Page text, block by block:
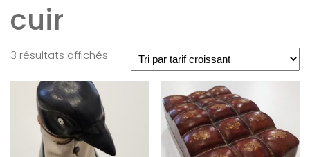
cuir
3 résultats affichés